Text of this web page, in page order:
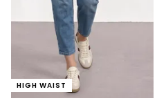
HIGH WAIST